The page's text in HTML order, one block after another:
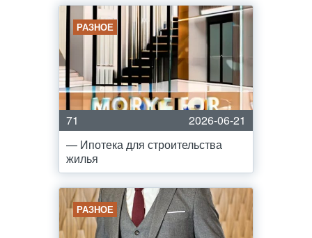
РАЗНОЕ
71
2026-06-21
— Ипотека для строительства
жилья
РАЗНОЕ